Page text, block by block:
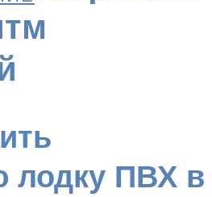
лодку ПВХ в